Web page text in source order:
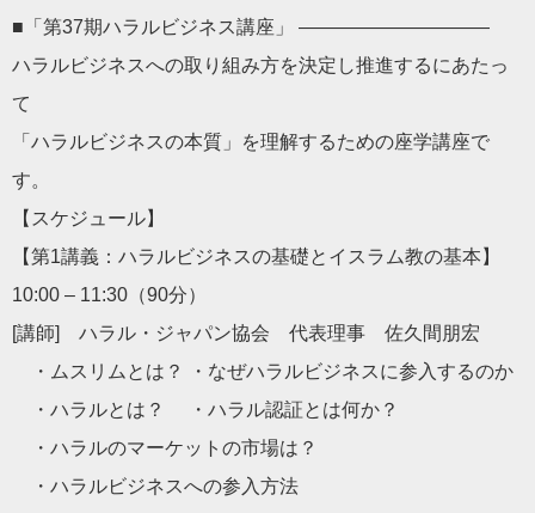
■「第37期ハラルビジネス講座」 ——————————
ハラルビジネスへの取り組み方を決定し推進するにあたっ
て
「ハラルビジネスの本質」を理解するための座学講座で
す。
【スケジュール】
【第1講義：ハラルビジネスの基礎とイスラム教の基本】
10:00 – 11:30（90分）
[講師] ハラル・ジャパン協会 代表理事 佐久間朋宏
・ムスリムとは？ ・なぜハラルビジネスに参入するのか
・ハラルとは？ ・ハラル認証とは何か？
・ハラルのマーケットの市場は？
・ハラルビジネスへの参入方法